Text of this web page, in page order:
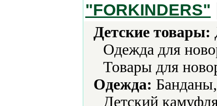
"FORKINDERS"
Детские товары:
Одежда для
Товары для
Одежда:
Детский